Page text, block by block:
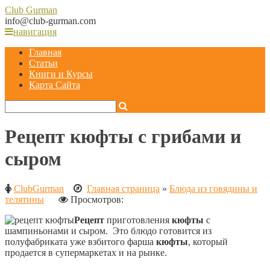
Club Gurman
info@club-gurman.com
навигация
Главная
Статьи
Книги и Курсы
Карта Сайта
Рецепт кюфты с грибами и
сыром
ClubGurman Главная страница » Блюда из говядины и
телятины
Просмотров:
Рецепт приготовления кюфты с
шампиньонами и сыром. Это блюдо готовится из
полуфабриката уже взбитого фарша кюфты, который
продается в супермаркетах и на рынке.